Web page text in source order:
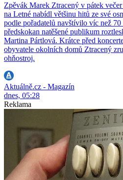
Zpěvák Marek Ztracený v pátek
na Letné nabídl většinu hitů ze své
podle pořadatelů navštívilo víc než
předskokan natěšené publikum
Martina Pártlová. Krátce před
obyvatele okolních domů Ztracený
ohňostroj.
Aktuálně.cz - Magazín
dnes, 05:28
Reklama